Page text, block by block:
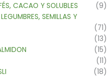
CACAO Y SOLUBLES
(9)
SEMILLAS Y
(71)
(13)
(15)
(11)
(18)